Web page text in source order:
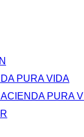
PURA VIDA
PURA